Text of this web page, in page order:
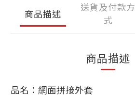
商品描述
送貨及付款方
式
商品描述
品名：網面拼接外套